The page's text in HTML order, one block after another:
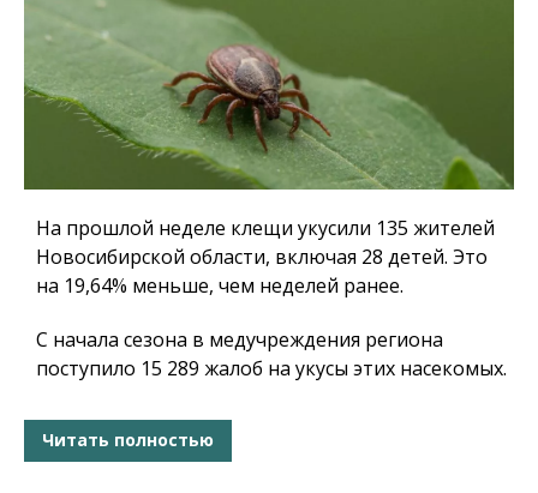
На прошлой неделе клещи укусили 135 жителей
Новосибирской области, включая 28 детей. Это
на 19,64% меньше, чем неделей ранее.
С начала сезона в медучреждения региона
поступило 15 289 жалоб на укусы этих насекомых.
Читать полностью